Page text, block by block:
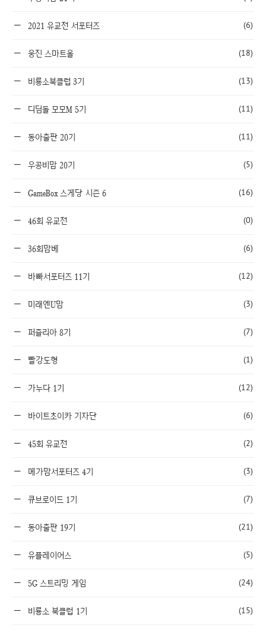
2021 유교전 서포터즈 (6)
웅진 스마트올 (18)
비룡소북클럽 3기 (13)
디딤돌 모모M 5기 (11)
동아출판 20기 (11)
우공비맘 20기 (5)
GameBox 스게당 시즌 6 (16)
46회 유교전 (0)
36회맘베 (6)
바빠서포터즈 11기 (12)
미래엔U맘 (3)
퍼즐리아 8기 (7)
빨강도형 (1)
가누다 1기 (12)
바이트초이카 기자단 (6)
45회 유교전 (2)
메가맘서포터즈 4기 (3)
큐브로이드 1기 (7)
동아출판 19기 (21)
유플레이어스 (5)
5G 스트리밍 게임 (24)
비룡소 북클럽 1기 (15)